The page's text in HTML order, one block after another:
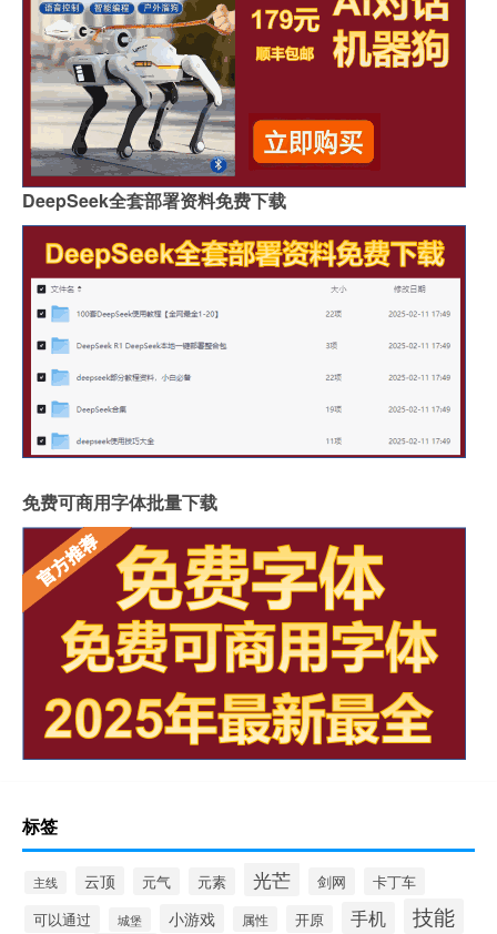
DeepSeek全套部署资料免费下载
免费可商用字体批量下载
标签
主线 云顶 元气 元素 光芒 剑网
卡丁车
可以通过
城堡 小游戏 属性 开原 手机
技能